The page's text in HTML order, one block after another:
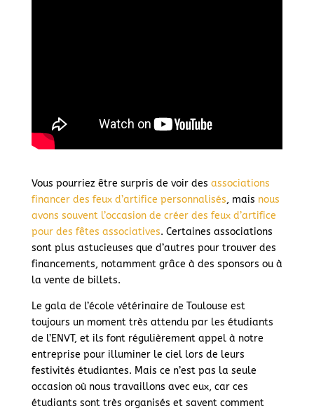
Vous pourriez être surpris de voir des associations
financer des feux d’artifice personnalisés, mais nous
avons souvent l’occasion de créer des feux d’artifice
pour des fêtes associatives. Certaines associations
sont plus astucieuses que d’autres pour trouver des
financements, notamment grâce à des sponsors ou à
la vente de billets.
Le gala de l’école vétérinaire de Toulouse est
toujours un moment très attendu par les étudiants
de l’ENVT, et ils font régulièrement appel à notre
entreprise pour illuminer le ciel lors de leurs
festivités étudiantes. Mais ce n’est pas la seule
occasion où nous travaillons avec eux, car ces
étudiants sont très organisés et savent comment